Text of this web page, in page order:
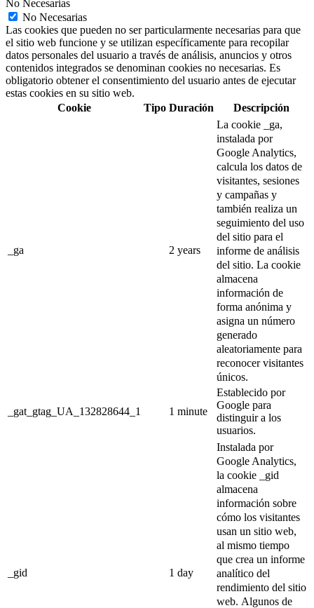
No Necesarias
No Necesarias
Las cookies que pueden no ser particularmente necesarias para que
el sitio web funcione y se utilizan específicamente para recopilar
datos personales del usuario a través de análisis, anuncios y otros
contenidos integrados se denominan cookies no necesarias. Es
obligatorio obtener el consentimiento del usuario antes de ejecutar
estas cookies en su sitio web.
Cookie
Tipo Duración Descripción
_ga 2 years
La cookie _ga,
instalada por
Google Analytics,
calcula los datos de
visitantes, sesiones
y campañas y
también realiza un
seguimiento del uso
del sitio para el
informe de análisis
del sitio. La cookie
almacena
información de
forma anónima y
asigna un número
generado
aleatoriamente para
reconocer visitantes
únicos.
_gat_gtag_UA_132828644_1 1 minute
Establecido por
Google para
distinguir a los
usuarios.
_gid 1 day
Instalada por
Google Analytics,
la cookie _gid
almacena
información sobre
cómo los visitantes
usan un sitio web,
al mismo tiempo
que crea un informe
analítico del
rendimiento del sitio
web. Algunos de